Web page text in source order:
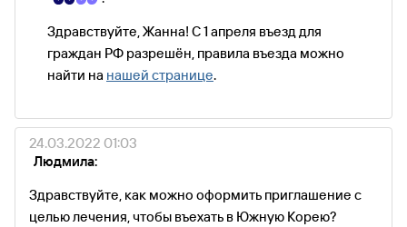
Здравствуйте, Жанна! С 1 апреля въезд для
граждан РФ разрешён, правила въезда можно
найти на нашей странице.
24.03.2022 01:03
Людмила:
Здравствуйте, как можно оформить приглашение с
целью лечения, чтобы въехать в Южную Корею?